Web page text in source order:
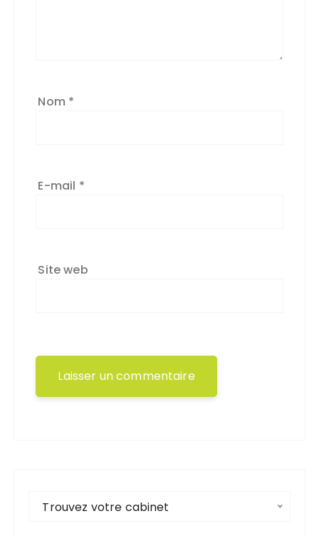
Nom *
E-mail *
Site web
Trouvez votre cabinet